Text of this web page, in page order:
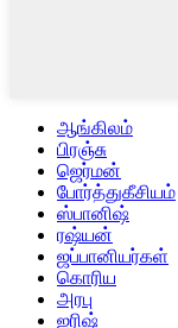
ஆங்கிலம்
பிரஞ்சு
ஜெர்மன்
போர்த்துகீசியம்
ஸ்பானிஷ்
ரஷ்யன்
ஜப்பானியர்கள்
கொரிய
அரபு
ஐரிஷ்